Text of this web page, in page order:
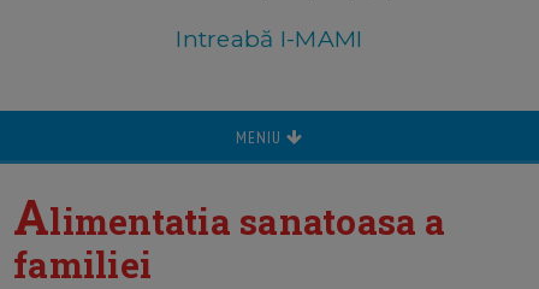
Intreabă I-MAMI
MENIU
Alimentatia sanatoasa a
familiei